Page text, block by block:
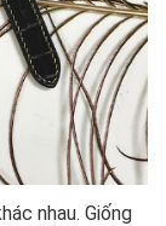
nhau. Giống